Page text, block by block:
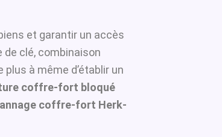
et garantir un accès
clé, combinaison
plus à même d’établir un
coffre-fort bloqué
coffre-fort Herk-